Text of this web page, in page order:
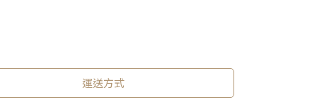
運送方式